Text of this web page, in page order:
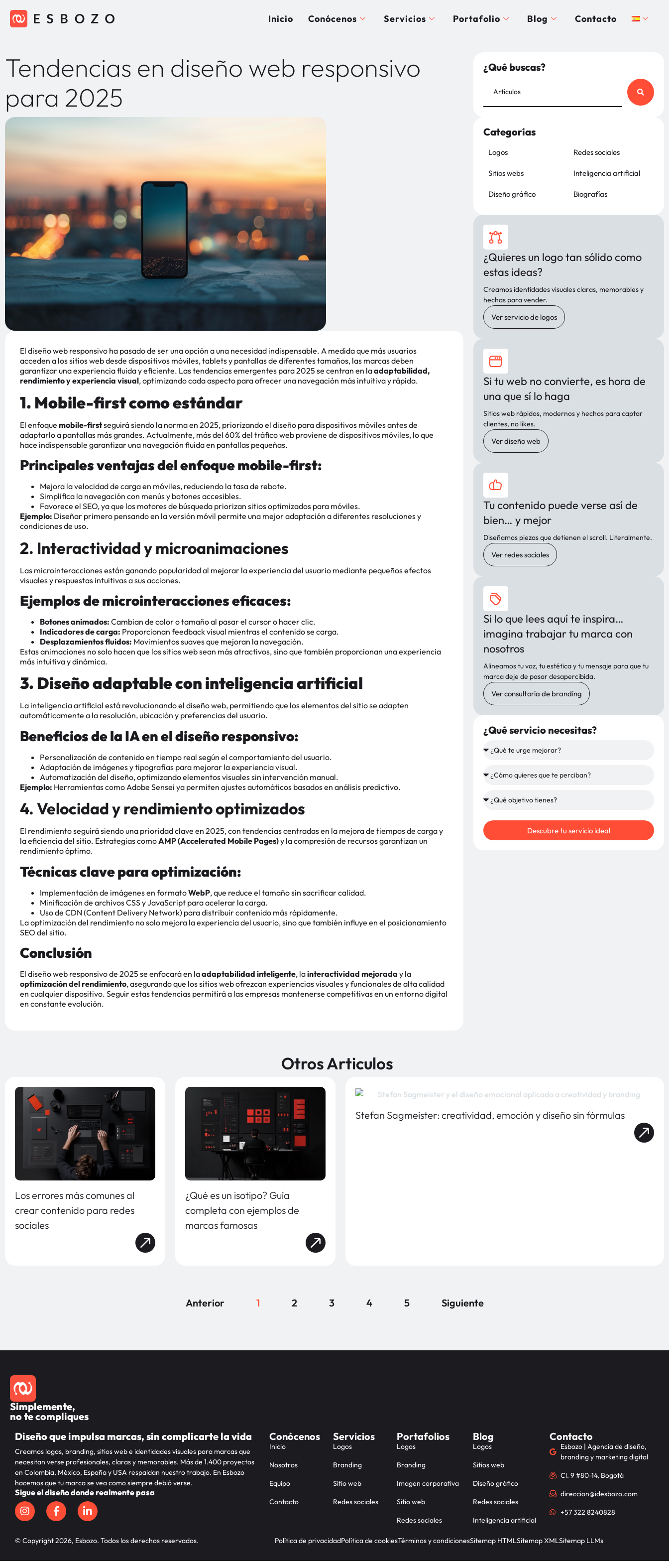
Inicio Conócenos Servicios Portafolio Blog Contacto
Tendencias en diseño web responsivo
para 2025
El diseño web responsivo ha pasado de ser una opción a una necesidad indispensable. A medida que más usuarios
acceden a los sitios web desde dispositivos móviles, tablets y pantallas de diferentes tamaños, las marcas deben
garantizar una experiencia fluida y eficiente. Las tendencias emergentes para 2025 se centran en laadaptabilidad,
rendimiento y experiencia visual, optimizando cada aspecto para ofrecer una navegación más intuitiva y rápida.
1. Mobile-first como estándar
El enfoque mobile-firstseguirá siendo la norma en 2025, priorizando el diseño para dispositivos móviles antes de
adaptarlo a pantallas más grandes. Actualmente, más del 60% del tráfico web proviene de dispositivos móviles, lo que
hace indispensable garantizar una navegación fluida en pantallas pequeñas.
Principales ventajas del enfoque mobile-first:
Mejora la velocidad de carga en móviles, reduciendo la tasa de rebote.
Simplifica la navegación con menús y botones accesibles.
Favorece el SEO, ya que los motores de búsqueda priorizan sitios optimizados para móviles.
Ejemplo: Diseñar primero pensando en la versión móvil permite una mejor adaptación a diferentes resoluciones y
condiciones de uso.
2. Interactividad y microanimaciones
Las microinteracciones están ganando popularidad al mejorar la experiencia del usuario mediante pequeños efectos
visuales y respuestas intuitivas a sus acciones.
Ejemplos de microinteracciones eficaces:
Botones animados: Cambian de color o tamaño al pasar el cursor o hacer clic.
Indicadores de carga: Proporcionan feedback visual mientras el contenido se carga.
Desplazamientos fluidos: Movimientos suaves que mejoran la navegación.
Estas animaciones no solo hacen que los sitios web sean más atractivos, sino que también proporcionan una experiencia
más intuitiva y dinámica.
3. Diseño adaptable con inteligencia artificial
La inteligencia artificial está revolucionando el diseño web, permitiendo que los elementos del sitio se adapten
automáticamente a la resolución, ubicación y preferencias del usuario.
Beneficios de la IA en el diseño responsivo:
Personalización de contenido en tiempo real según el comportamiento del usuario.
Adaptación de imágenes y tipografías para mejorar la experiencia visual.
Automatización del diseño, optimizando elementos visuales sin intervención manual.
Ejemplo: Herramientas como Adobe Sensei ya permiten ajustes automáticos basados en análisis predictivo.
4. Velocidad y rendimiento optimizados
El rendimiento seguirá siendo una prioridad clave en 2025, con tendencias centradas en la mejora de tiempos de carga y
la eficiencia del sitio. Estrategias comoAMP (Accelerated Mobile Pages)y la compresión de recursos garantizan un
rendimiento óptimo.
Técnicas clave para optimización:
Implementación de imágenes en formatoWebP, que reduce el tamaño sin sacrificar calidad.
Minificación de archivos CSS y JavaScript para acelerar la carga.
Uso de CDN (Content Delivery Network) para distribuir contenido más rápidamente.
La optimización del rendimiento no solo mejora la experiencia del usuario, sino que también influye en el posicionamiento
SEO del sitio.
Conclusión
El diseño web responsivo de 2025 se enfocará en laadaptabilidad inteligente, lainteractividad mejorada y la
optimización del rendimiento, asegurando que los sitios web ofrezcan experiencias visuales y funcionales de alta calidad
en cualquier dispositivo. Seguir estas tendencias permitirá a las empresas mantenerse competitivas en un entorno digital
en constante evolución.
¿Qué buscas?
Categorías
Logos
Sitios webs
Diseño gráfico
Redes sociales
Inteligencia artificial
Biografías
¿Quieres un logo tan sólido como
estas ideas?
Creamos identidades visuales claras, memorables y
hechas para vender.
Ver servicio de logos
Si tu web no convierte, es hora de
una que sí lo haga
Sitios web rápidos, modernos y hechos para captar
clientes, no likes.
Ver diseño web
Tu contenido puede verse así de
bien… y mejor
Diseñamos piezas que detienen el scroll. Literalmente.
Ver redes sociales
Si lo que lees aquí te inspira…
imagina trabajar tu marca con
nosotros
Alineamos tu voz, tu estética y tu mensaje para que tu
marca deje de pasar desapercibida.
Ver consultoría de branding
¿Qué servicio necesitas?
Descubre tu servicio ideal
Otros Articulos
Los errores más comunes al
crear contenido para redes
sociales
¿Qué es un isotipo? Guía
completa con ejemplos de
marcas famosas
Stefan Sagmeister: creatividad, emoción y diseño sin fórmulas
Anterior 1 2 3 4 5 Siguiente
Simplemente,
no te compliques
Diseño que impulsa marcas, sin complicarte la vida
Creamos logos, branding, sitios web e identidades visuales para marcas que
necesitan verse profesionales, claras y memorables. Más de 1.400 proyectos
en Colombia, México, España y USA respaldan nuestro trabajo. En Esbozo
hacemos que tu marca se vea como siempre debió verse.
Sigue el diseño donde realmente pasa
Conócenos
Inicio
Nosotros
Equipo
Contacto
Servicios
Logos
Branding
Sitio web
Redes sociales
Portafolios
Logos
Branding
Imagen corporativa
Sitio web
Redes sociales
Blog
Logos
Sitios web
Diseño gráfico
Redes sociales
Inteligencia artificial
Contacto
Esbozo | Agencia de diseño,
branding y marketing digital
Cl. 9 #80-14, Bogotá
direccion@idesbozo.com
+57 322 8240828
© Copyright 2026, Esbozo. Todos los derechos reservados. Política de privacidadPolítica de cookiesTérminos y condicionesSitemap HTMLSitemap XMLSitemap LLMs